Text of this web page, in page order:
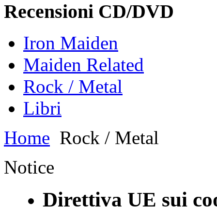
Recensioni CD/DVD
Iron Maiden
Maiden Related
Rock / Metal
Libri
Home Rock / Metal
Notice
Direttiva UE sui